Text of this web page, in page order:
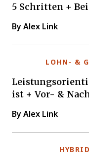
5 Schritten +
By Alex Link
LOHN- &
ist + Vor- &
By Alex Link